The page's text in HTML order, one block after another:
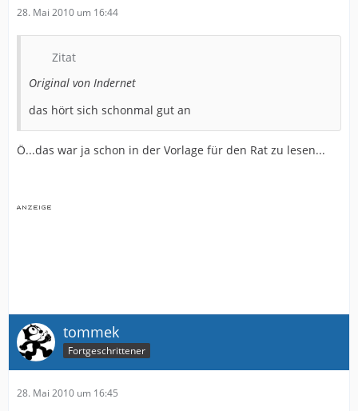
28. Mai 2010 um 16:44
Zitat
Original von Indernet
das hört sich schonmal gut an
Ö...das war ja schon in der Vorlage für den Rat zu lesen...
tommek
Fortgeschrittener
28. Mai 2010 um 16:45